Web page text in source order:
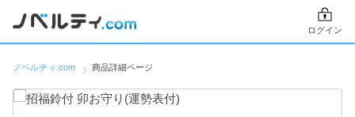
ログイン
ノベルティ.com 商品詳細ページ